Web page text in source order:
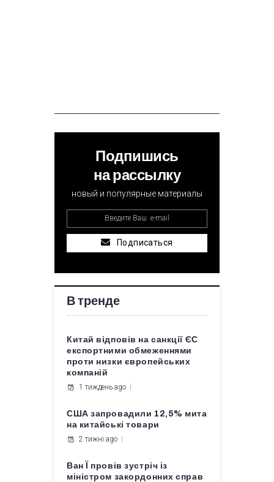
Подпишись
на рассылку
новый и популярные материалы
Подписаться
В тренде
Китай відповів на санкції ЄС
експортними обмеженнями
проти низки європейських
компаній
1 тиждень ago
США запровадили 12,5% мита
на китайські товари
2 тижні ago
Ван Ї провів зустріч із
міністром закордонних справ